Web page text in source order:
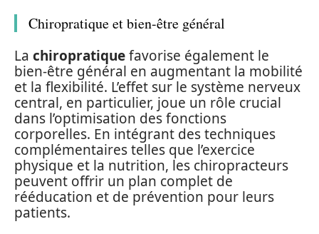
Chiropratique et bien-être général
La chiropratiquefavorise également le
bien-être général en augmentant la mobilité
et la flexibilité. L’effet sur le système nerveux
central, en particulier, joue un rôle crucial
dans l’optimisation des fonctions
corporelles. En intégrant des techniques
complémentaires telles que l’exercice
physique et la nutrition, les chiropracteurs
peuvent offrir un plan complet de
rééducation et de prévention pour leurs
patients.